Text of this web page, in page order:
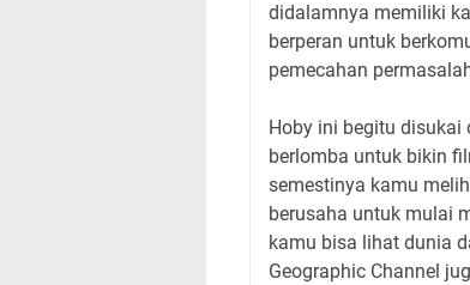
didalamnya memiliki
berperan untuk
pemecahan
Hoby ini begitu disukai
berlomba untuk bikin
semestinya kamu
berusaha untuk mulai
kamu bisa lihat dunia
Geographic Channel